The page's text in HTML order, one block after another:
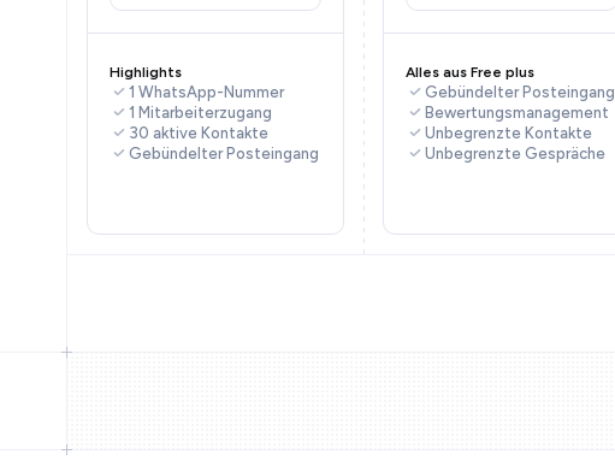
Highlights
1 WhatsApp-Nummer
1 Mitarbeiterzugang
30 aktive Kontakte
Gebündelter Posteingang
Alles aus Free plus
Gebündelter Posteingang
Bewertungsmanagement
Unbegrenzte Kontakte
Unbegrenzte Gespräche